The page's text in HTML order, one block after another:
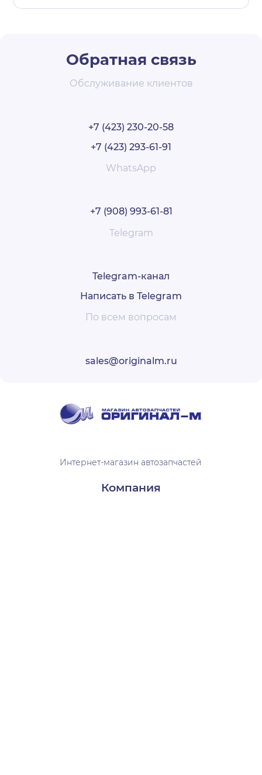
Обратная связь
Обслуживание клиентов
+7 (423) 230-20-58
+7 (423) 293-61-91
WhatsApp
+7 (908) 993-61-81
Telegram
Telegram-канал
Написать в Telegram
По всем вопросам
sales@originalm.ru
Интернет-магазин автозапчастей
Компания